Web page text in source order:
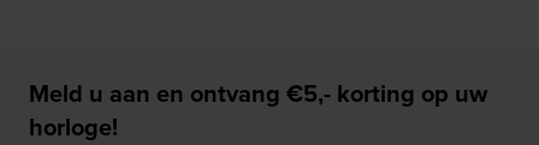
Meld u aan en ontvang €5,- korting op uw
horloge!